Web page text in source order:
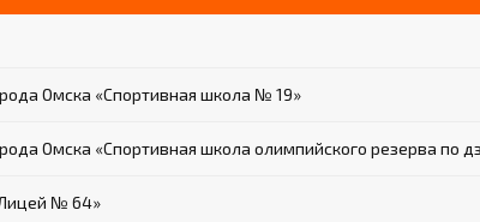
Омска «Спортивная школа № 19»
Омска «Спортивная школа олимпийского резерва по
№ 64»